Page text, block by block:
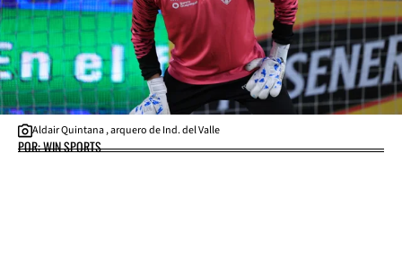
Aldair Quintana , arquero de Ind. del Valle
POR: WIN SPORTS